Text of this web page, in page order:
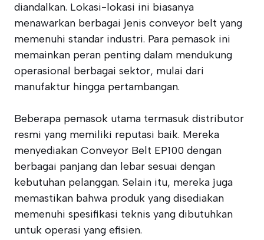
diandalkan. Lokasi-lokasi ini biasanya
menawarkan berbagai jenis conveyor belt yang
memenuhi standar industri. Para pemasok ini
memainkan peran penting dalam mendukung
operasional berbagai sektor, mulai dari
manufaktur hingga pertambangan.
Beberapa pemasok utama termasuk distributor
resmi yang memiliki reputasi baik. Mereka
menyediakan Conveyor Belt EP100 dengan
berbagai panjang dan lebar sesuai dengan
kebutuhan pelanggan. Selain itu, mereka juga
memastikan bahwa produk yang disediakan
memenuhi spesifikasi teknis yang dibutuhkan
untuk operasi yang efisien.